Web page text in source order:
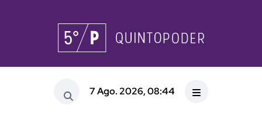
7 Ago. 2026, 08:44